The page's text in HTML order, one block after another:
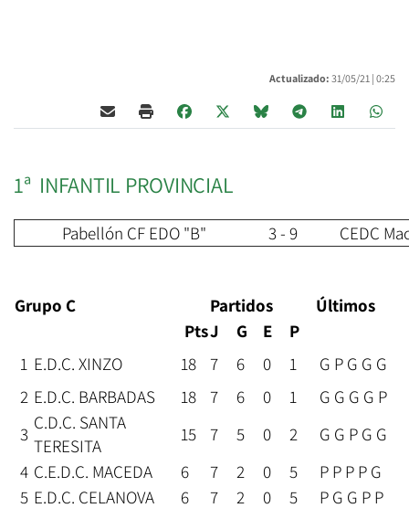
Actualizado: 31/05/21 | 0:25
1ª INFANTIL PROVINCIAL
Pabellón CF EDO "B" 3 - 9 CEDC
Grupo C Partidos
Últimos
PtsJ G E
P
1 E.D.C. XINZO 18 7 6 0 1
G P G G G
2 E.D.C. BARBADAS 18 7 6 0 1
G G G G P
3
C.D.C. SANTA
TERESITA
15 7 5 0 2
G G P G G
4 C.E.D.C. MACEDA 6 7 2 0 5
P P P P G
5 E.D.C. CELANOVA 6 7 2 0 5 P G G P P